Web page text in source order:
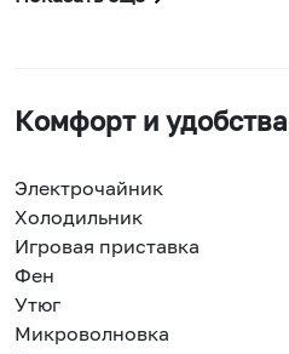
Комфорт и удобства
Электрочайник
Холодильник
Игровая приставка
Фен
Утюг
Микроволновка